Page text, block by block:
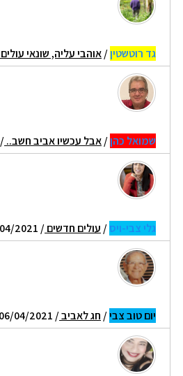
גד רוטשטין/אוהבי עליה, שונאי עולים
שמואל כהן/אבל עכשיו אביב חשב../ 06/04/2021 04:18
גלי צבי-ויס/ עולים חדשים/ 06/04/2021 05:33
יום טוב צבי/ חג לאביב/ 06/04/2021 06:18